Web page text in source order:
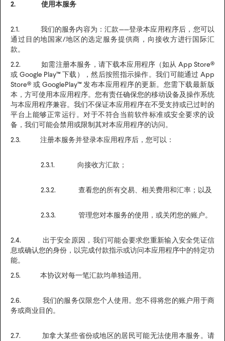
2. 使用本服务
2.1. 我们的服务内容为：汇款——登录本应用程序后，您可以
通过目的地国家/地区的选定服务提供商，向接收方进行国际汇
款。
2.2. 如需注册本服务，请下载本应用程序（如从 App Store®
或 Google Play™ 下载），然后按照指示操作。我们可能通过 App
Store® 或 GooglePlay™ 发布本应用程序的更新。您需下载最新版
本，方可使用本应用程序。您有责任确保您的移动设备及操作系统
与本应用程序兼容。我们不保证本应用程序在不受支持或已过时的
平台上能够正常运行。对于不符合当前软件标准或安全要求的设
备，我们可能会禁用或限制其对本应用程序的访问。
2.3. 注册本服务并登录本应用程序后，您可以：
2.3.1. 向接收方汇款；
2.3.2. 查看您的所有交易、相关费用和汇率；以及
2.3.3. 管理您对本服务的使用，或关闭您的账户。
2.4. 出于安全原因，我们可能会要求您重新输入安全凭证信
息或确认您的身份，以完成付款指示或访问本应用程序中的特定功
能。
2.5. 本协议对每一笔汇款均单独适用。
2.6. 我们的服务仅限您个人使用。您不得将您的账户用于商
务或商业目的。
2.7. 加拿大某些省份或地区的居民可能无法使用本服务。请